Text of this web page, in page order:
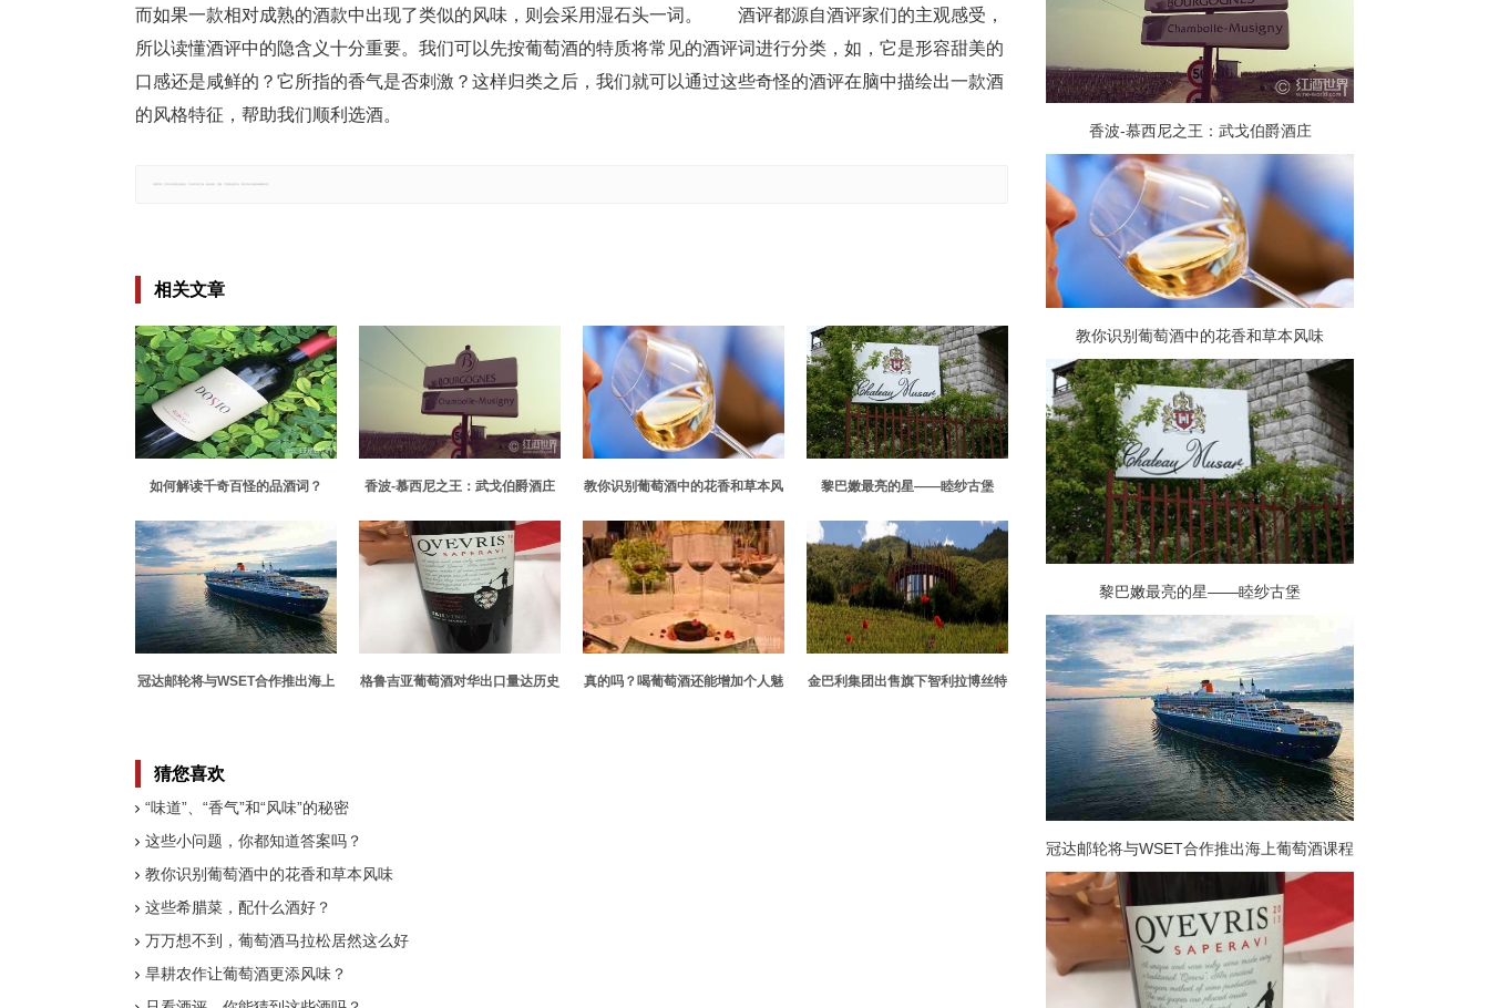
而如果一款相对成熟的酒款中出现了类似的风味，则会采用湿石头一词。 酒评都源自酒评家们的主观感受，
所以读懂酒评中的隐含义十分重要。我们可以先按葡萄酒的特质将常见的酒评词进行分类，如，它是形容甜美的
口感还是咸鲜的？它所指的香气是否刺激？这样归类之后，我们就可以通过这些奇怪的酒评在脑中描绘出一款酒
的风格特征，帮助我们顺利选酒。
相关文章
如何解读千奇百怪的品酒词？ 香波-慕西尼之王：武戈伯爵酒庄
教你识别葡萄酒中的花香和草本风
黎巴嫩最亮的星——睦纱古堡
冠达邮轮将与WSET合作推出海上
格鲁吉亚葡萄酒对华出口量达历史
真的吗？喝葡萄酒还能增加个人魅
金巴利集团出售旗下智利拉博丝特
猜您喜欢
“味道”、“香气”和“风味”的秘密
这些小问题，你都知道答案吗？
教你识别葡萄酒中的花香和草本风味
这些希腊菜，配什么酒好？
万万想不到，葡萄酒马拉松居然这么好
旱耕农作让葡萄酒更添风味？
香波-慕西尼之王：武戈伯爵酒庄
教你识别葡萄酒中的花香和草本风味
黎巴嫩最亮的星——睦纱古堡
冠达邮轮将与WSET合作推出海上葡萄酒课程